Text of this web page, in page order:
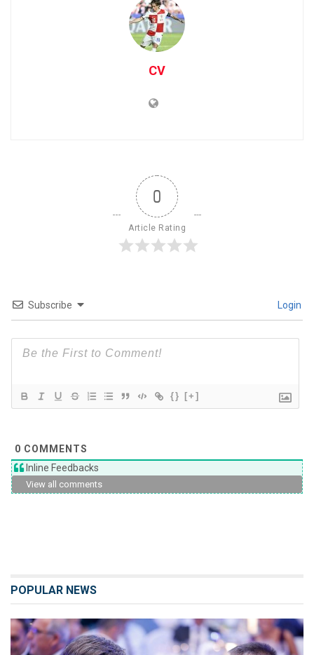
CV
0
Article Rating
Subscribe Login
{} [+]
0 COMMENTS
Inline Feedbacks
View all comments
POPULAR NEWS